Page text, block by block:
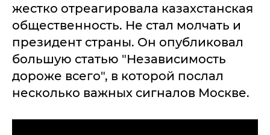
жестко отреагировала казахстанская
общественность. Не стал молчать и
президент страны. Он опубликовал
большую статью "Независимость
дороже всего", в которой послал
несколько важных сигналов Москве.